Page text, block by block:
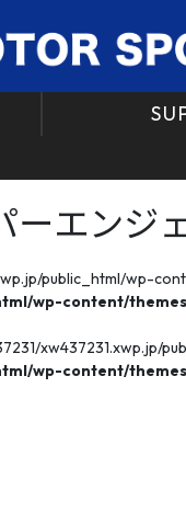
ーエンジ
public_html/wp-
wp-content/
wp-content/